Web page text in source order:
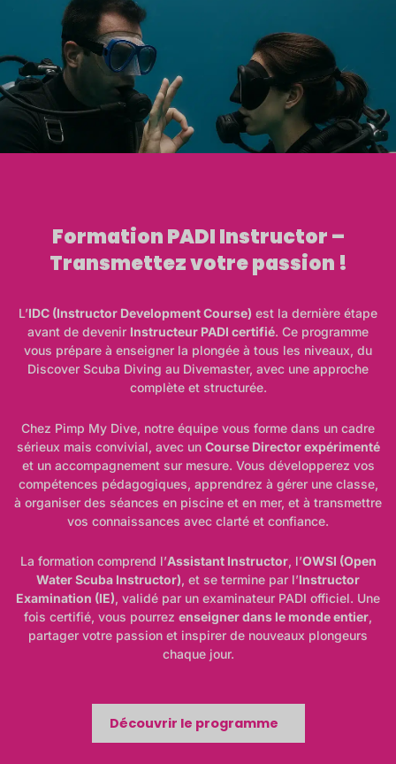
Formation PADI Instructor –
Transmettez votre passion !
L’IDC (Instructor Development Course) est la dernière étape
avant de devenir Instructeur PADI certifié. Ce programme
vous prépare à enseigner la plongée à tous les niveaux, du
Discover Scuba Diving au Divemaster, avec une approche
complète et structurée.
Chez Pimp My Dive, notre équipe vous forme dans un cadre
sérieux mais convivial, avec un Course Director expérimenté
et un accompagnement sur mesure. Vous développerez vos
compétences pédagogiques, apprendrez à gérer une classe,
à organiser des séances en piscine et en mer, et à transmettre
vos connaissances avec clarté et confiance.
La formation comprend l’Assistant Instructor, l’OWSI (Open
Water Scuba Instructor), et se termine par l’Instructor
Examination (IE), validé par un examinateur PADI officiel. Une
fois certifié, vous pourrez enseigner dans le monde entier,
partager votre passion et inspirer de nouveaux plongeurs
chaque jour.
Découvrir le programme